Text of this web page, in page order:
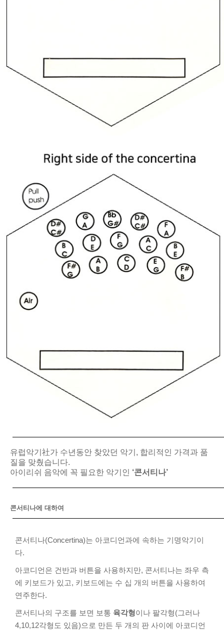
유럽악기社가 수년동안 찾았던 악기, 합리적인 가격과 품
질을 맞췄습니다.
아이리쉬 음악에 꼭 필요한 악기인
‘콘서티나’
콘서티나에 대하여
콘서티나(Concertina)는 아코디언과에 속하는 기명악기이
다.
아코디언은 건반과 버튼을 사용하지만, 콘서티나는 좌우 측
에 키보드가 있고, 키보드에는 수 십 개의 버튼을 사용하여
연주한다.
콘서티나의 구조를 보면 보통 육각형이나 팔각형(그러나
4,10,12각형도 있음)으로 만든 두 개의 판 사이에 아코디언